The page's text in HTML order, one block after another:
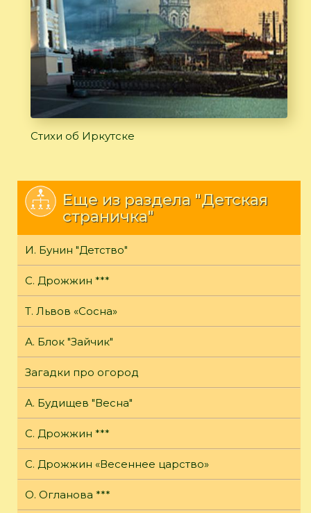
Стихи об Иркутске
Еще из раздела "Детская
страничка"
И. Бунин "Детство"
С. Дрожжин ***
Т. Львов «Сосна»
А. Блок "Зайчик"
Загадки про огород
А. Будищев "Весна"
С. Дрожжин ***
С. Дрожжин «Весеннее царство»
О. Огланова ***